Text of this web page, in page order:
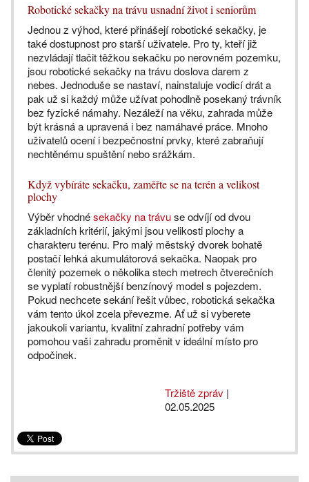
Robotické sekačky na trávu usnadní život i seniorům
Jednou z výhod, které přinášejí robotické sekačky, je
také dostupnost pro starší uživatele. Pro ty, kteří již
nezvládají tlačit těžkou sekačku po nerovném pozemku,
jsou robotické sekačky na trávu doslova darem z
nebes. Jednoduše se nastaví, nainstaluje vodicí drát a
pak už si každý může užívat pohodlně posekaný trávník
bez fyzické námahy. Nezáleží na věku, zahrada může
být krásná a upravená i bez namáhavé práce. Mnoho
uživatelů ocení i bezpečnostní prvky, které zabraňují
nechtěnému spuštění nebo srážkám.
Když vybíráte sekačku, zaměřte se na terén a velikost
plochy
Výběr vhodnésekačky na trávuse odvíjí od dvou
základních kritérií, jakými jsou velikosti plochy a
charakteru terénu. Pro malý městský dvorek bohatě
postačí lehká akumulátorová sekačka. Naopak pro
členitý pozemek o několika stech metrech čtverečních
se vyplatí robustnější benzínový model s pojezdem.
Pokud nechcete sekání řešit vůbec, robotická sekačka
vám tento úkol zcela převezme. Ať už si vyberete
jakoukoli variantu, kvalitní zahradní potřeby vám
pomohou vaši zahradu proměnit v ideální místo pro
odpočinek.
Tržiště zpráv |
02.05.2025